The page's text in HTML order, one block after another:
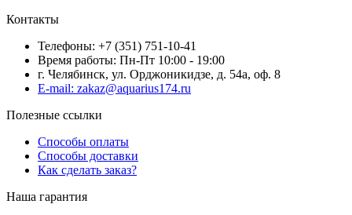
Контакты
Телефоны: +7 (351) 751-10-41
Время работы: Пн-Пт 10:00 - 19:00
г. Челябинск, ул. Орджоникидзе, д. 54а, оф. 8
E-mail: zakaz@aquarius174.ru
Полезные ссылки
Способы оплаты
Способы доставки
Как сделать заказ?
Наша гарантия